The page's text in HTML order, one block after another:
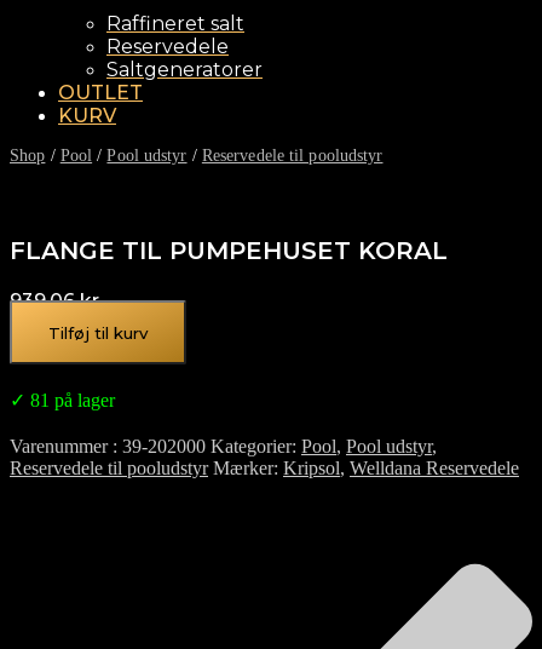
Raffineret salt
Reservedele
Saltgeneratorer
OUTLET
KURV
Shop / Pool /Pool udstyr / Reservedele til pooludstyr
FLANGE TIL PUMPEHUSET KORAL
939,06kr.
Tilføj til kurv
✓ 81 på lager
Varenummer 39-202000 Kategorier Pool, Pool udstyr,
Reservedele til pooludstyr Mærker Kripsol, Welldana Reservedele